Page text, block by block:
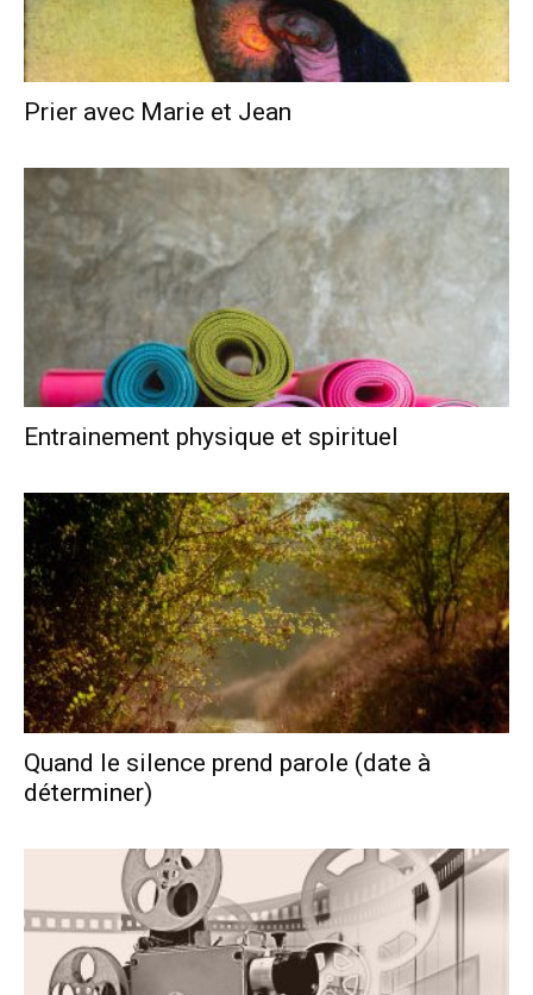
Prier avec Marie et Jean
Entrainement physique et spirituel
Quand le silence prend parole (date à
déterminer)